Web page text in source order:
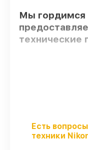
Мы гордимся
технические
обучение
Точное
Есть
техники